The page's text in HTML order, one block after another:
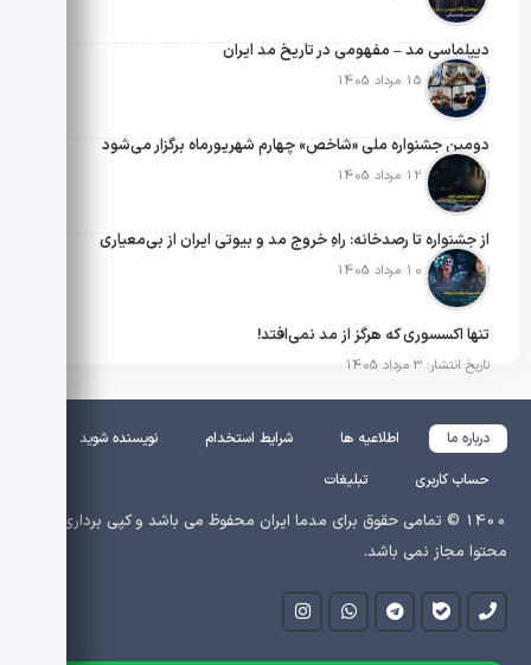
دیپلماسی مد – مفهومی در تاریخ مد ایران
تاریخ انتشار: 15 مرداد 1405
دومین جشنواره ملی «شاخص» چهارم شهریورماه برگزار می‌شود
تاریخ انتشار: 12 مرداد 1405
از جشنواره تا رصدخانه: راهِ خروج مد و بیوتی ایران از بی‌معیاری
تاریخ انتشار: 10 مرداد 1405
تنها اکسسوری که هرگز از مد نمی‌افتد!
تاریخ انتشار: 3 مرداد 1405
درباره ما اطلاعیه ها شرایط استخدام
نویسنده شوید
حساب کاربری
تبلیغات
1400 © تمامی حقوق برای مدما ایران محفوظ می باشد و کپی برداری از
محتوا مجاز نمی باشد.